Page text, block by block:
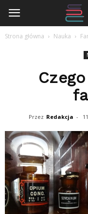
100dia.pl
Strona główna Nauka
Przez Redakcja -